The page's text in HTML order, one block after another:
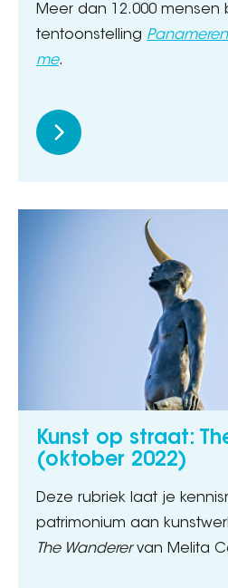
Meer dan 12.000
tentoonstelling
me.
Kunst op straat:
(oktober 2022)
Deze rubriek laat je
patrimonium aan
The Wanderervan Melita